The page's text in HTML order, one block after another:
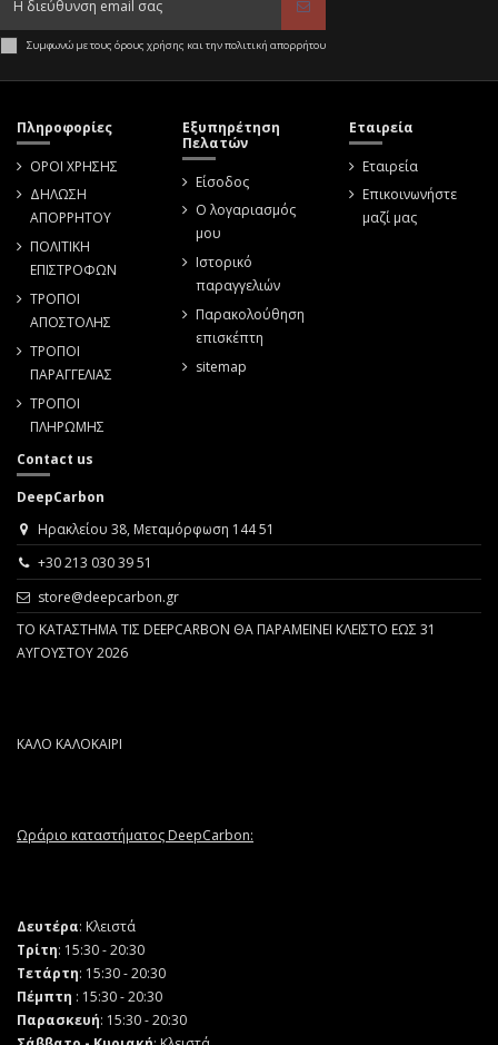
Συμφωνώ με τους όρους χρήσης και την πολιτική απορρήτου
Πληροφορίες
ΟΡΟΙ ΧΡΗΣΗΣ
ΔΗΛΩΣΗ
ΑΠΟΡΡΗΤΟΥ
ΠΟΛΙΤΙΚΗ
ΕΠΙΣΤΡΟΦΩΝ
ΤΡΟΠΟΙ
ΑΠΟΣΤΟΛΗΣ
ΤΡΟΠΟΙ
ΠΑΡΑΓΓΕΛΙΑΣ
ΤΡΟΠΟΙ
ΠΛΗΡΩΜΗΣ
Εξυπηρέτηση
Πελατών
Είσοδος
Ο λογαριασμός
μου
Ιστορικό
παραγγελιών
Παρακολούθηση
επισκέπτη
sitemap
Εταιρεία
Εταιρεία
Επικοινωνήστε
μαζί μας
Contact us
DeepCarbon
Ηρακλείου 38, Μεταμόρφωση 144 51
+30 213 030 39 51
store@deepcarbon.gr
ΤΟ ΚΑΤΑΣΤΗΜΑ ΤΙΣ DEEPCARBON ΘΑ ΠΑΡΑΜΕΙΝΕΙ ΚΛΕΙΣΤΟ ΕΩΣ 31
ΑΥΓΟΥΣΤΟΥ 2026
ΚΑΛΟ ΚΑΛΟΚΑΙΡΙ
Ωράριο καταστήματος DeepCarbon:
Δευτέρα: Κλειστά
Τρίτη: 15:30 - 20:30
Τετάρτη: 15:30 - 20:30
Πέμπτη : 15:30 - 20:30
Παρασκευή: 15:30 - 20:30